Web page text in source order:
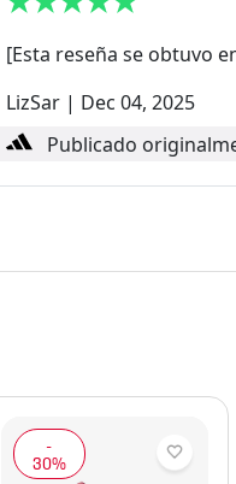
[Esta reseña se obtuvo
LizSar | Dec 04, 2025
Publicado